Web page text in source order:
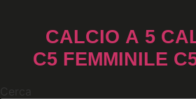
contenutoCALCIO A 5
C5 FEMMINILE
Cerca